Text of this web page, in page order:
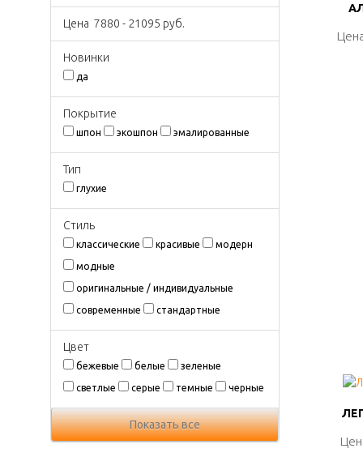
Цена 7880 - 21095 руб.
Новинки
да
Покрытиe
шпон экошпон эмалированные
Тип
глухие
Стиль
классические красивые модерн
модные
оригинальные / индивидуальные
современные стандартные
Цвeт
бежевые белые зеленые
светлые серые темные черные
Показать все